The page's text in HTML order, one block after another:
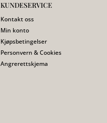
KUNDESERVICE
Kontakt oss
Min konto
Kjøpsbetingelser
Personvern & Cookies
Angrerettskjema